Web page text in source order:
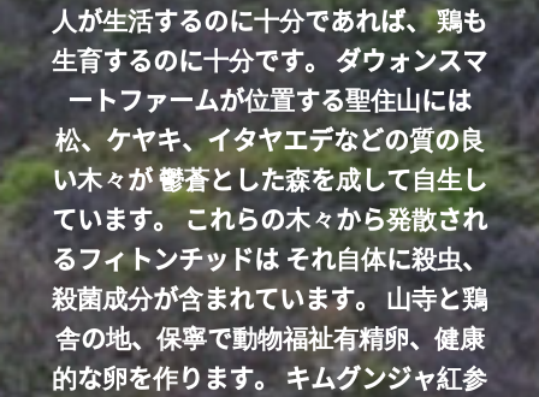
人が生活するのに十分であれば、 鶏も
生育するのに十分です。 ダウォンスマ
ートファームが位置する聖住山には
松、ケヤキ、イタヤエデなどの質の良
い木々が鬱蒼とした森を成して自生し
ています。これらの木々から発散され
るフィトンチッドは それ自体に殺虫、
殺菌成分が含まれています。 山寺と鶏
舎の地、保寧で動物福祉有精卵、健康
的な卵を作ります。 キムグンジャ紅参